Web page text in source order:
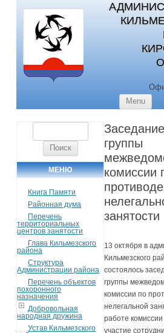
Menu
МЕНЮ
Книга Памяти
Районная дума
Перечень
территориальных
центров занятости
Глава Кильмезского
района
Структура
Администрации района
Перечень объектов
похоронного
назначения
Добровольная
народная дружина
Устав Кильмезского
группы
комиссии
занятости
13 октября в
Кильмезского
состоялось
группы
комиссии по
нелегальной
работе
участие